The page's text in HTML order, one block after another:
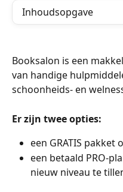
Inhoudsopgave
Booksalon is een
van handige
schoonheids- en
Er zijn twee opties:
een GRATIS pakket
een betaald PRO-
nieuw niveau te